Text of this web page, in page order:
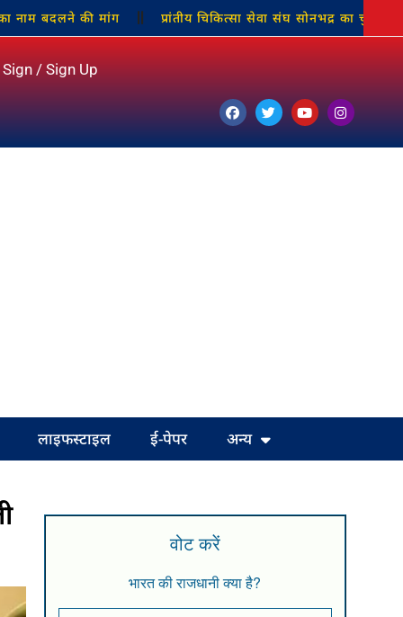
की मांग प्रांतीय चिकित्सा सेवा संघ सोनभद्र का चुनाव निर्विरोध
Sign / Sign Up
लाइफस्टाइल ई-पेपर अन्य
वोट करें
भारत की राजधानी क्या है?